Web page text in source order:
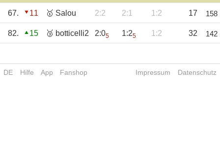
67. 11 🥇 Salou 2:2 2:1 1:2 17 158
82. 15 🥉 botticelli2 2:05 1:25 1:2 32 142
DE Hilfe App Fanshop Impressum Datenschutz